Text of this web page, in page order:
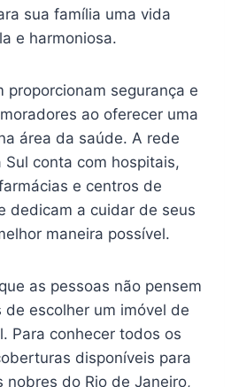
sua família uma vida
e harmoniosa.
proporcionam segurança e
ao oferecer uma
área da saúde. A rede
Sul conta com hospitais,
e centros de
dedicam a cuidar de seus
maneira possível.
as pessoas não pensem
de escolher um imóvel de
Para conhecer todos os
disponíveis para
nobres do Rio de Janeiro,